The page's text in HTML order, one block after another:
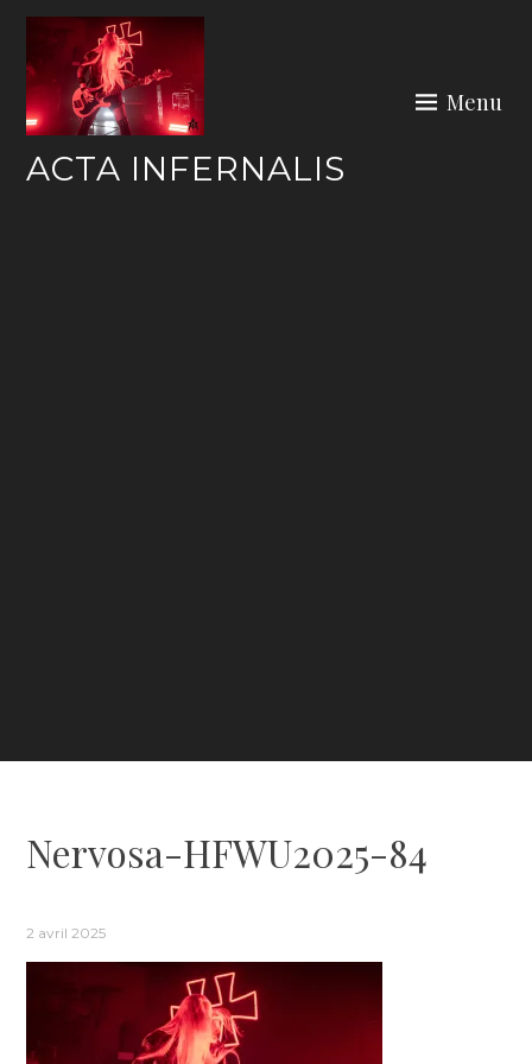
Skip
content
ACTA INFERNALIS
Menu
Nervosa-HFWU2025-84
2 avril 2025